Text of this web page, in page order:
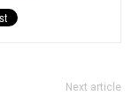
Next article